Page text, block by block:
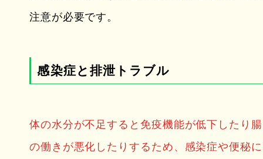
注意が必要です。
感染症と排泄トラブル
体の水分が不足すると免疫機能が低下したり腸
の働きが悪化したりするため、感染症や便秘に